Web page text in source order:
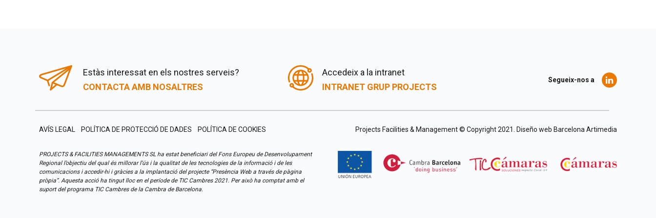
Estàs interessat en els nostres serveis?
CONTACTA AMB NOSALTRES
Accedeix a la intranet
INTRANET GRUP PROJECTS
Segueix-nos a
AVÍS LEGAL POLÍTICA DE PROTECCIÓ DE DADES POLÍTICA DE COOKIES Projects Facilities & Management © Copyright 2021. Diseño web Barcelona Artimedia
PROJECTS & FACILITIES MANAGEMENTS SL ha estat beneficiari del Fons Europeu de Desenvolupament
Regional l’objectiu del qual és millorar l’ús i la qualitat de les tecnologies de la informació i de les
comunicacions i accedir-hi i gràcies a la implantació del projecte “Presència Web a través de pàgina
pròpia”. Aquesta acció ha tingut lloc en el període de TIC Cambres 2021. Per això ha comptat amb el
suport del programa TIC Cambres de la Cambra de Barcelona.